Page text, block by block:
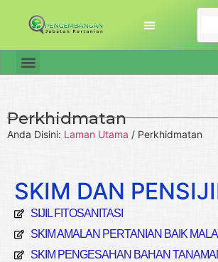
Perkhidmatan
Anda Disini: Laman Utama / Perkhidmatan
SKIM DAN
SIJIL FITOSANITASI
SKIM AMALAN PERTANIAN BAIK
SKIM PENGESAHAN BAHAN